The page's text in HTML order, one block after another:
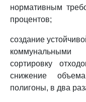
нормативным
процентов;
создание
сортировку
снижение
полигоны, в два